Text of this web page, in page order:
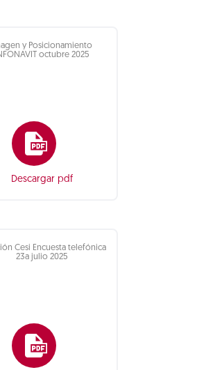
y Posicionamiento
octubre 2025
Descargar pdf
Cesi Encuesta telefónica
23a julio 2025